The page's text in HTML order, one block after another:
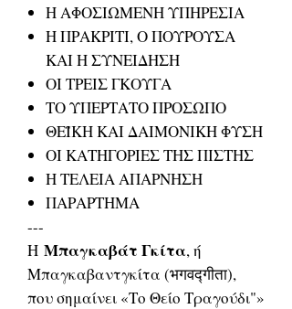
Η ΑΦΟΣΙΩΜΕΝΗ ΥΠΗΡΕΣΙΑ
Η ΠΡΑΚΡΙΤΙ, Ο ΠΟΥΡΟΥΣΑ
ΚΑΙ Η ΣΥΝΕΙΔΗΣΗ
ΟΙ ΤΡΕΙΣ ΓΚΟΥΓΑ
ΤΟ ΥΠΕΡΤΑΤΟ ΠΡΟΣΩΠΟ
ΘΕΪΚΗ ΚΑΙ ΔΑΙΜΟΝΙΚΗ ΦΥΣΗ
ΟΙ ΚΑΤΗΓΟΡΙΕΣ ΤΗΣ ΠΙΣΤΗΣ
Η ΤΕΛΕΙΑ ΑΠΑΡΝΗΣΗ
ΠΑΡΑΡΤΗΜΑ
---
Η Μπαγκαβάτ Γκίτα, ή
Μπαγκαβαντγκίτα (भगवद्गीता),
που σημαίνει «Το Θείο Τραγούδι"»